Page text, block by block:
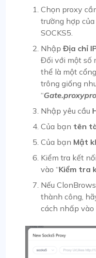
Chọn proxy
trường hợp
SOCKS5.
Nhập Địa chỉ
Đối với một số
thể là một
trông giống
“
Nhập yêu cầu
Của bạn tên
Của bạn Mật
Kiểm tra kết
vào “Kiểm tra
Nếu
thành công,
cách nhấp vào